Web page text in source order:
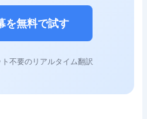
を無料で試す
不要のリアルタイム翻訳